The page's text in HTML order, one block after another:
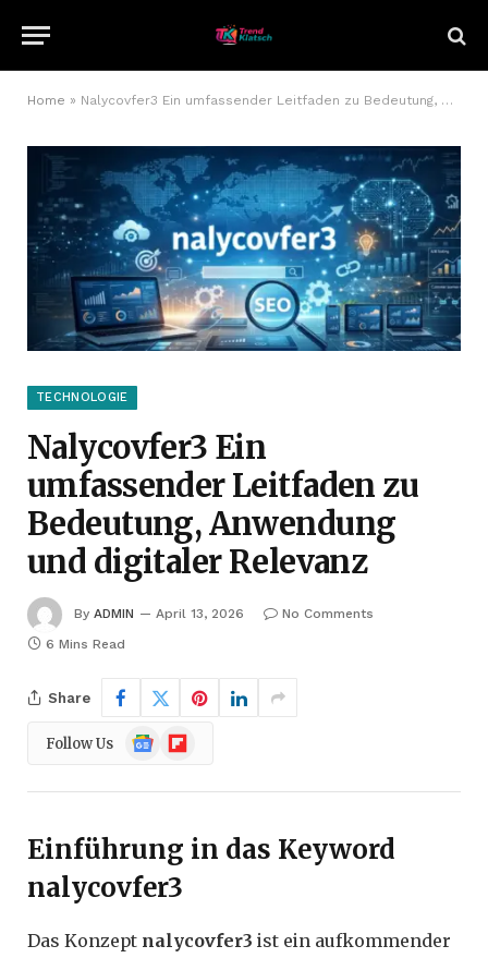
Home » Nalycovfer3 Ein umfassender Leitfaden zu Bedeutung, Anwendung und digitaler Relevanz
TECHNOLOGIE
Nalycovfer3 Ein
umfassender Leitfaden zu
Bedeutung, Anwendung
und digitaler Relevanz
By ADMIN April 13, 2026
No Comments
6 Mins Read
Share
Follow Us
GoogleFlipboard
Einführung in das Keyword
nalycovfer3
Das Konzept nalycovfer3 ist ein aufkommender